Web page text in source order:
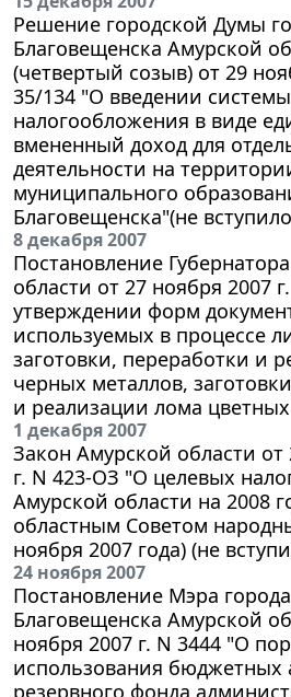
Решение городской Думы
Благовещенска Амурской
(четвертый созыв) от 29
35/134 "О введении системы
налогообложения в виде
вмененный доход для
деятельности на
муниципального
Благовещенска"(не
8 декабря 2007
Постановление
области от 27 ноября 2007
утверждении форм
используемых в процессе
заготовки, переработки и
черных металлов,
и реализации лома
1 декабря 2007
Закон Амурской области от
г. N 423-ОЗ "О целевых
Амурской области на 2008
областным Советом
ноября 2007 года) (не
24 ноября 2007
Постановление Мэра города
Благовещенска Амурской
ноября 2007 г. N 3444 "О
использования бюджетных
резервного фонда